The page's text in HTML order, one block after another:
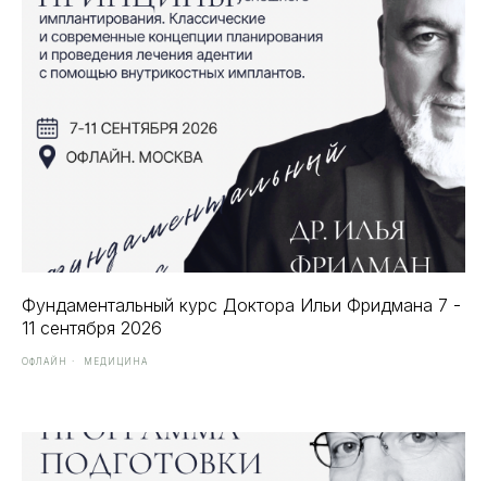
Фундаментальный курс Доктора Ильи Фридмана 7 -
11 сентября 2026
ОФЛАЙН МЕДИЦИНА